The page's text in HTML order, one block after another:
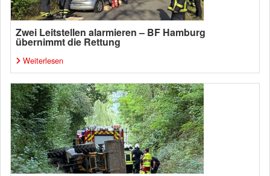
Zwei Leitstellen alarmieren – BF Hamburg
übernimmt die Rettung
Weiterlesen